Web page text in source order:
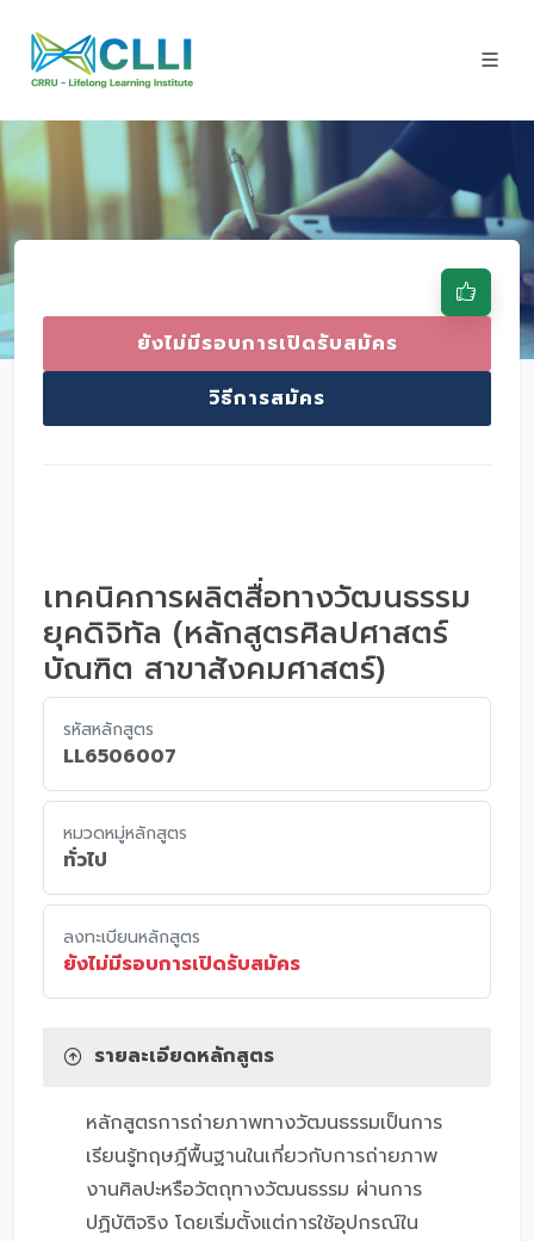
ยังไม่มีรอบการเปิดรับสมัคร
วิธีการสมัคร
เทคนิคการผลิตสื่อทางวัฒนธรรม
ยุคดิจิทัล (หลักสูตรศิลปศาสตร์
บัณฑิต สาขาสังคมศาสตร์)
รหัสหลักสูตร
LL6506007
หมวดหมู่หลักสูตร
ทั่วไป
ลงทะเบียนหลักสูตร
ยังไม่มีรอบการเปิดรับสมัคร
รายละเอียดหลักสูตร
หลักสูตรการถ่ายภาพทางวัฒนธรรมเป็นการ
เรียนรู้ทฤษฎีพื้นฐานในเกี่ยวกับการถ่ายภาพ
งานศิลปะหรือวัตถุทางวัฒนธรรม ผ่านการ
ปฏิบัติจริง โดยเริ่มตั้งแต่การใช้อุปกรณ์ใน